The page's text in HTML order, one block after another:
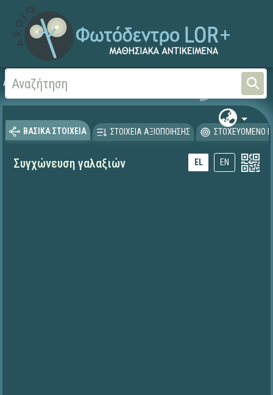
Αρχική
ΒΑΣΙΚΑ ΣΤΟΙΧΕΙΑ ΣΤΟΙΧΕΙΑ ΑΞΙΟΠΟΙΗΣΗΣ ΣΤΟΧΕΥΟΜΕΝΟ
Συγχώνευση γαλαξιών EL EN